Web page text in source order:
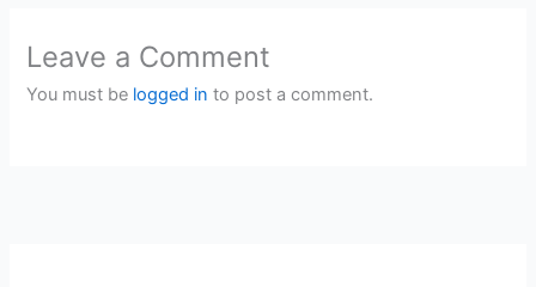
Leave a Comment
You must be logged in to post a comment.